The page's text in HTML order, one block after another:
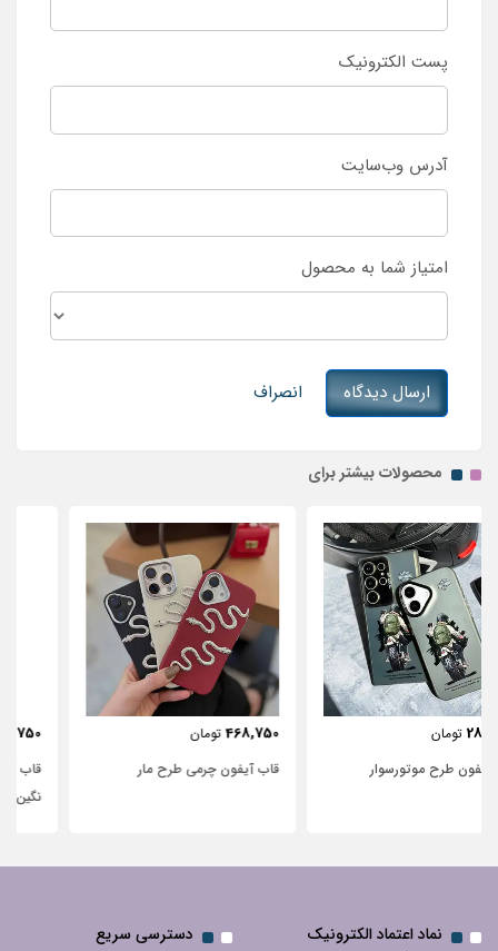
پست الکترونیک
آدرس وب‌سایت
امتیاز شما به محصول
ارسال دیدگاه انصراف
محصولات بیشتر برای
468,750
قاب آیفون چرمی طرح مار
443,750
قاب آیفون شفاف با پاپیون سفید و
نماد اعتماد الکترونیک
دسترسی سریع